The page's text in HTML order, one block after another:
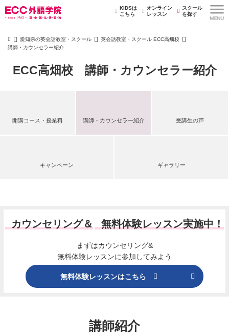
KIDSは
こちら
オンライン
レッスン
スクール
を探す
愛知県の英会話教室・スクール
英会話教室・スクール ECC高畑校
講師・カウンセラー紹介
ECC高畑校 講師・カウンセラー紹介
開講コース・授業料 講師・カウンセラー紹介 受講生の声
キャンペーン ギャラリー
カウンセリング＆ 無料体験レッスン実施中！
まずはカウンセリング&
無料体験レッスンに参加してみよう
無料体験レッスンはこちら
講師紹介